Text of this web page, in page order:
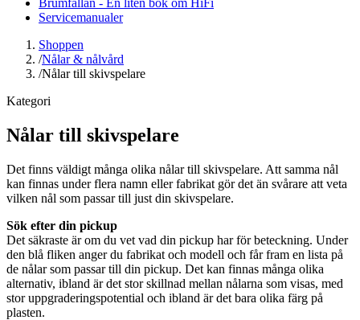
Servicemanualer
Shoppen
/Nålar & nålvård
/Nålar till skivspelare
Kategori
Nålar till skivspelare
Det finns väldigt många olika nålar till skivspelare. Att samma nål
kan finnas under flera namn eller fabrikat gör det än svårare att veta
vilken nål som passar till just din skivspelare.
Sök efter din pickup
Det säkraste är om du vet vad din pickup har för beteckning. Under
den blå fliken anger du fabrikat och modell och får fram en lista på
de nålar som passar till din pickup. Det kan finnas många olika
alternativ, ibland är det stor skillnad mellan nålarna som visas, med
stor uppgraderingspotential och ibland är det bara olika färg på
plasten.